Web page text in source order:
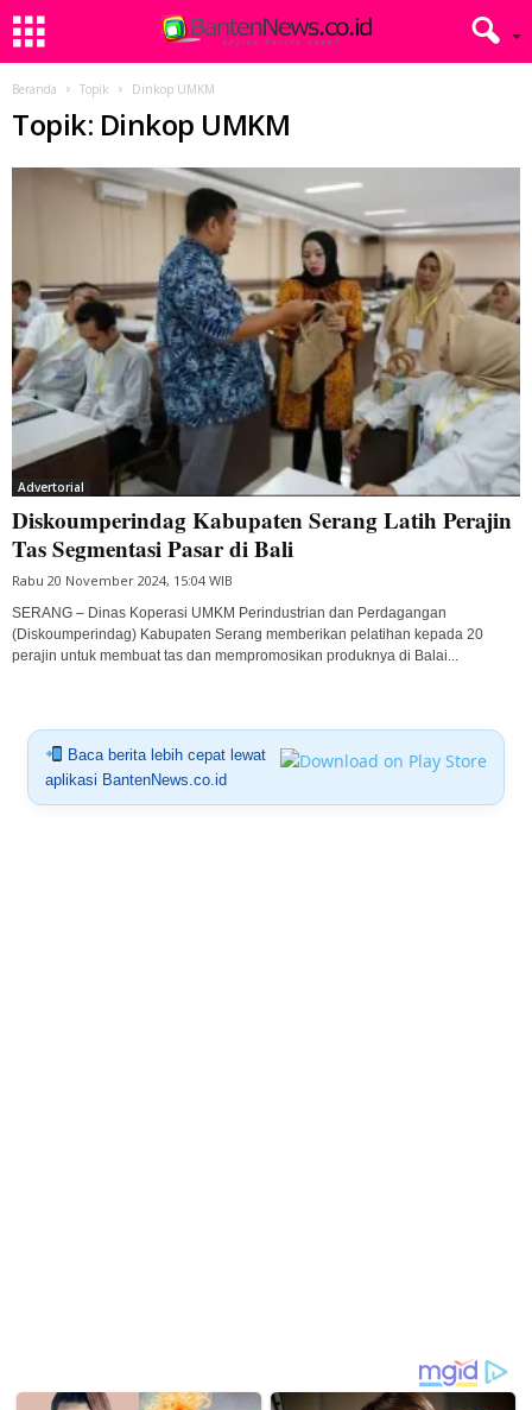
Beranda Topik Dinkop UMKM
Topik: Dinkop UMKM
Advertorial
Diskoumperindag Kabupaten Serang Latih Perajin
Tas Segmentasi Pasar di Bali
Rabu 20 November 2024, 15:04 WIB
SERANG – Dinas Koperasi UMKM Perindustrian dan Perdagangan
(Diskoumperindag) Kabupaten Serang memberikan pelatihan kepada 20
perajin untuk membuat tas dan mempromosikan produknya di Balai...
Baca berita lebih cepat lewat
aplikasi BantenNews.co.id